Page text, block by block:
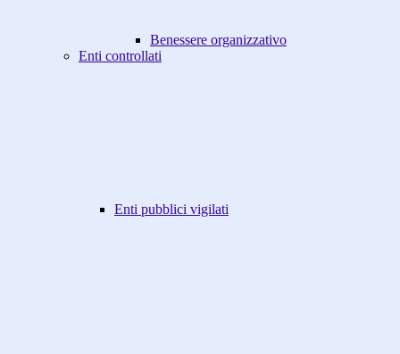
Benessere organizzativo
Enti controllati
Enti pubblici vigilati